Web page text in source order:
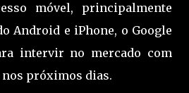
móvel, principalmente
Android e iPhone, o Google
intervir no mercado com
próximos dias.